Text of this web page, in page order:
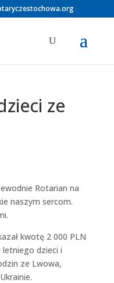
ze
Rotarian na
naszym sercom.
kwotę 2 000 PLN
dzieci i
ze Lwowa,